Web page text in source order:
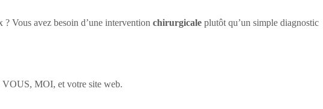
Vous avez besoin d’une intervention chirurgicale plutôt qu’un simple diagnostic
VOUS, MOI, et votre site web.